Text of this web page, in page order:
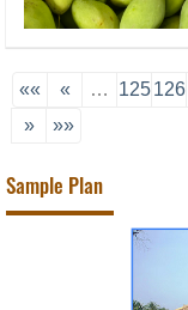
«« « … 125 126
»
»»
Sample Plan